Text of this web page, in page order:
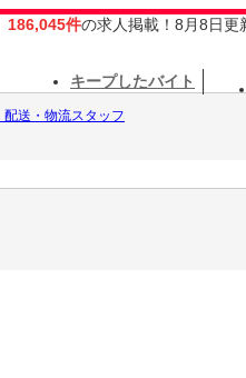
186,045件の求人掲載！8月8日更
キープしたバイト
配送・物流スタッフ